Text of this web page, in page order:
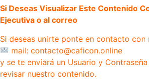
Si Deseas Visualizar Este Contenido
Ejecutiva o al correo
Si deseas unirte ponte en contacto con
mail: contacto@caficon.online
y se te enviará un Usuario y
revisar nuestro contenido.